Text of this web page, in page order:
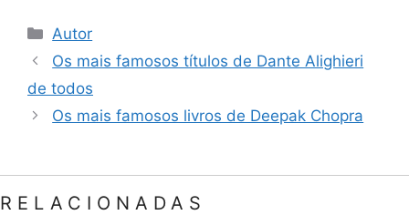
Categorias
Autor
Os mais famosos títulos de Dante Alighieri
de todos
Os mais famosos livros de Deepak Chopra
RELACIONADAS